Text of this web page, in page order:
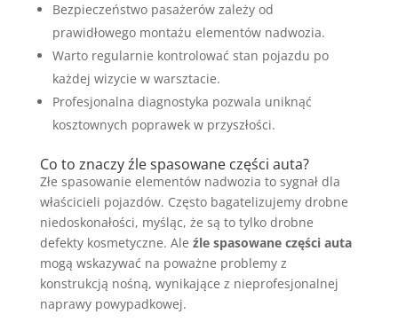
Bezpieczeństwo pasażerów zależy od
prawidłowego montażu elementów nadwozia.
Warto regularnie kontrolować stan pojazdu po
każdej wizycie w warsztacie.
Profesjonalna diagnostyka pozwala uniknąć
kosztownych poprawek w przyszłości.
Co to znaczy źle spasowane części auta?
Złe spasowanie elementów nadwozia to sygnał dla
właścicieli pojazdów. Często bagatelizujemy drobne
niedoskonałości, myśląc, że są to tylko drobne
defekty kosmetyczne. Ale źle spasowane części auta
mogą wskazywać na poważne problemy z
konstrukcją nośną, wynikające z nieprofesjonalnej
naprawy powypadkowej.